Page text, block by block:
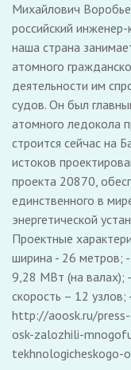
Михайлович
российский
наша страна
атомного
деятельности им
судов. Он был
атомного ледокола
строится сейчас на
истоков
проекта 20870,
единственного в
энергетической
Проектные
ширина - 26 метров;
9,28 МВт (на валах);
скорость – 12
http://aoosk.ru/
osk-zalozhili-
tekhnologicheskogo-